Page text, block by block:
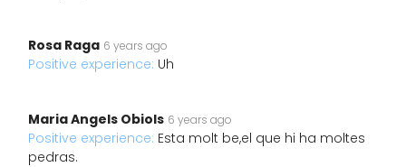
Rosa Raga 6 years ago
Positive experience: Uh
Maria Angels Obiols 6 years ago
Positive experience: Esta molt be,el que hi ha moltes
pedras.